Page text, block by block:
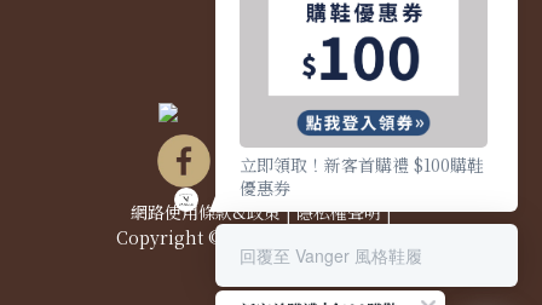
網路使用條款&政策|隱私權聲明|
Copyright © 2021 Vanger 風格鞋履
立即領取！新客首購禮 $100購鞋
優惠券
回覆至 Vanger 風格鞋履